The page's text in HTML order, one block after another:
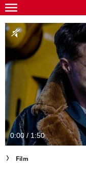
Skip
to
main
content
Gwiazdy
Ludzie
Moda
Styl życia
Kultura
Wideo
0:00 / 1:50
Film